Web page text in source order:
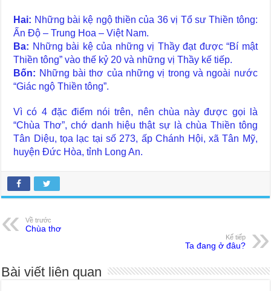
Hai: Những bài kệ ngộ thiền của 36 vị Tổ sư Thiền tông:
Ấn Độ – Trung Hoa – Việt Nam.
Ba: Những bài kệ của những vị Thầy đạt được “Bí mật
Thiền tông” vào thế kỷ 20 và những vị Thầy kế tiếp.
Bốn: Những bài thơ của những vị trong và ngoài nước
“Giác ngộ Thiền tông”.
Vì có 4 đặc điểm nói trên, nên chùa này được gọi là
“Chùa Thơ”, chớ danh hiệu thật sự là chùa Thiền tông
Tân Diệu, tọa lạc tại số 273, ấp Chánh Hội, xã Tân Mỹ,
huyện Đức Hòa, tỉnh Long An.
Về trước
Chùa thơ
Kế tiếp
Ta đang ở đâu?
Bài viết liên quan